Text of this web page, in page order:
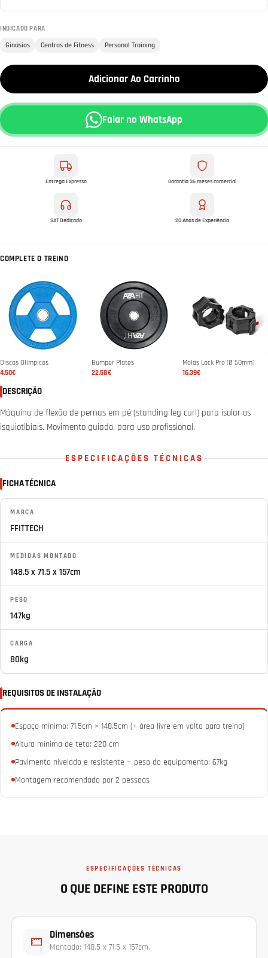
INDICADO PARA
Ginásios Centros de Fitness Personal Training
Adicionar Ao Carrinho
Falar no WhatsApp
Entrega Expresso Garantia 36 meses comercial
SAT Dedicado 20 Anos de Experiência
COMPLETE O TREINO
Discos Olímpicos
4,50€
Bumper Plates
22,58€
Molas Lock Pro (Ø 50mm)
16,39€
DESCRIÇÃO
Máquina de flexão de pernas em pé (standing leg curl) para isolar os
isquiotibiais. Movimento guiado, para uso profissional.
ESPECIFICAÇÕES TÉCNICAS
FICHA TÉCNICA
MARCA
FFITTECH
MEDIDAS MONTADO
148.5 x 71.5 x 157cm
PESO
147kg
CARGA
80kg
REQUISITOS DE INSTALAÇÃO
Espaço mínimo: 71.5cm × 148.5cm (+ área livre em volta para treino)
Altura mínima de teto: 220 cm
Pavimento nivelado e resistente — peso do equipamento: 67kg
Montagem recomendada por 2 pessoas
ESPECIFICAÇÕES TÉCNICAS
O QUE DEFINE ESTE PRODUTO
Dimensões
Montado: 148.5 x 71.5 x 157cm.